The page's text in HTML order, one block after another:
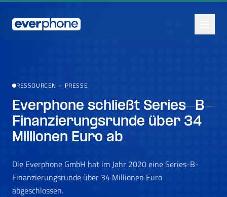
Skip to main content
RESSOURCEN – PRESSE
Everphone schließt Series-B-
Finanzierungsrunde über 34
Millionen Euro ab
Die Everphone GmbH hat im Jahr 2020 eine Series-B-
Finanzierungsrunde über 34 Millionen Euro
abgeschlossen.